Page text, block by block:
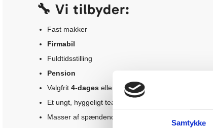
Samtykke
🔧 Vi tilbyder:
Fast makker
Firmabil
Fuldtidsstilling
Pension
Valgfrit 4-dageseller
5-dages uge
Et ungt, hyggeligt team med humor og ordentlighed
Masser af spændende opgaver hos forskellige